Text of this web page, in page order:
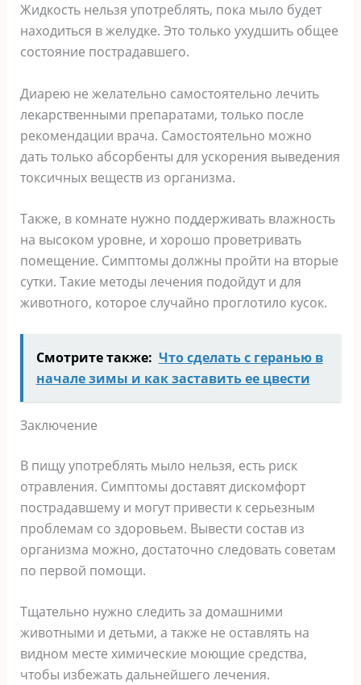
Жидкость нельзя употреблять, пока мыло будет
находиться в желудке. Это только ухудшить общее
состояние пострадавшего.
Диарею не желательно самостоятельно лечить
лекарственными препаратами, только после
рекомендации врача. Самостоятельно можно
дать только абсорбенты для ускорения выведения
токсичных веществ из организма.
Также, в комнате нужно поддерживать влажность
на высоком уровне, и хорошо проветривать
помещение. Симптомы должны пройти на вторые
сутки. Такие методы лечения подойдут и для
животного, которое случайно проглотило кусок.
Смотрите также: Что сделать с геранью в
начале зимы и как заставить ее цвести
Заключение
В пищу употреблять мыло нельзя, есть риск
отравления. Симптомы доставят дискомфорт
пострадавшему и могут привести к серьезным
проблемам со здоровьем. Вывести состав из
организма можно, достаточно следовать советам
по первой помощи.
Тщательно нужно следить за домашними
животными и детьми, а также не оставлять на
видном месте химические моющие средства,
чтобы избежать дальнейшего лечения.